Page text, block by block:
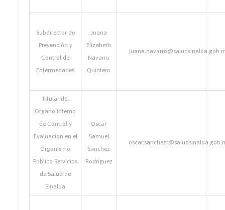
Subdirector de
Prevención y
Control de
Enfermedades
Juana
Elizabeth
Navarro
Quintero
Titular del
Organo Interno
de Control y
Evaluacion en el
Organismo
Publico Servicios
de Salud de
Sinaloa
Oscar
Samuel
Sanchez
Rodriguez